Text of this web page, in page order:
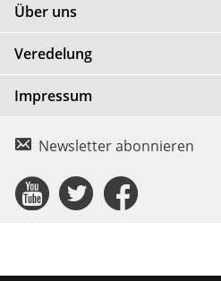
Über uns
Veredelung
Impressum
Newsletter abonnieren
ConnectConnect